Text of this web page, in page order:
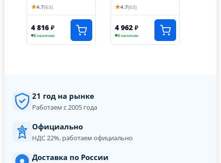
★4.7(63)
4 816 ₽
В наличии
★4.7(63)
4 962 ₽
В наличии
21 год на рынке
Работаем с 2005 года
Официально
НДС 22%, работаем официально
Доставка по России